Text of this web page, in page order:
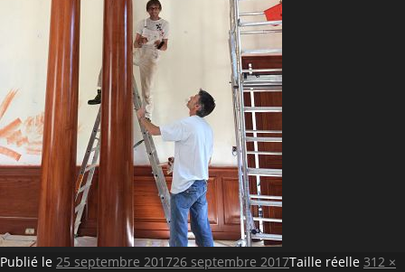
Publié le 25 septembre 201726 septembre 2017Taille réelle 312 ×